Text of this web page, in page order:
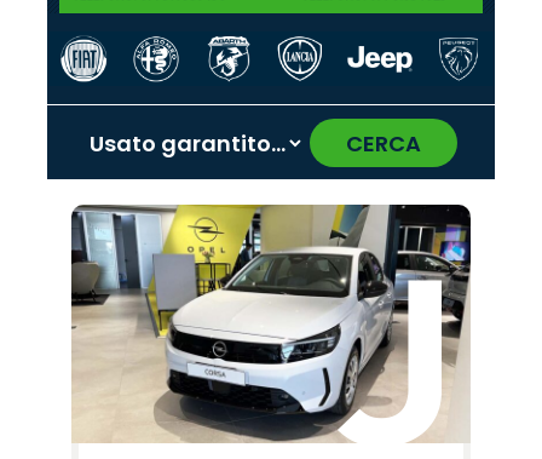
CERCA
Promo
Omoda
Promo
Jeep
Promo
Alfa
Romeo
Promo
Citroën
Promo
Seat
Promo
Fiat
Promo
Jaecoo
Promo
Lancia
Promo
Abarth
Promo
Land
Rover
Promo
Mazda
Promo
Opel
Promo
Cupra
Promo
Peugeot
Promo
Hyundai
‹ ›